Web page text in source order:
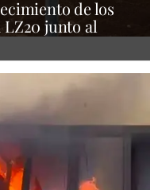
de los
junto al